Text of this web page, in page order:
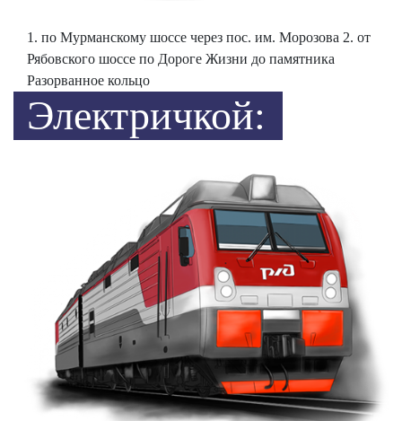
1. по Мурманскому шоссе через пос. им. Морозова 2. от
Рябовского шоссе по Дороге Жизни до памятника
Разорванное кольцо
Электричкой: